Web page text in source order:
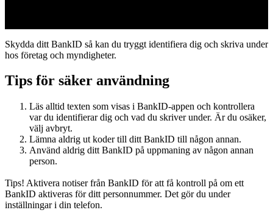
Skydda ditt BankID så kan du tryggt identifiera dig och skriva under
hos företag och myndigheter.
Tips för säker användning
Läs alltid texten som visas i BankID-appen och kontrollera
var du identifierar dig och vad du skriver under. Är du osäker,
välj avbryt.
Lämna aldrig ut koder till ditt BankID till någon annan.
Använd aldrig ditt BankID på uppmaning av någon annan
person.
Tips! Aktivera notiser från BankID för att få kontroll på om ett
BankID aktiveras för ditt personnummer. Det gör du under
inställningar i din telefon.